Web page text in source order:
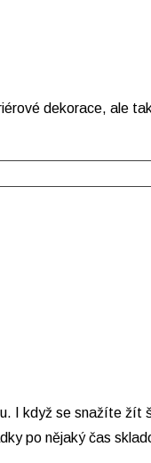
dekorace, ale
I když se snažíte
po nějaký čas